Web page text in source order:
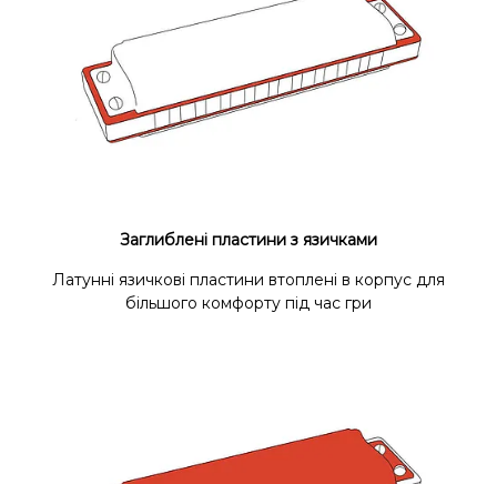
Заглиблені пластини з язичками
Латунні язичкові пластини втоплені в корпус для
більшого комфорту під час гри